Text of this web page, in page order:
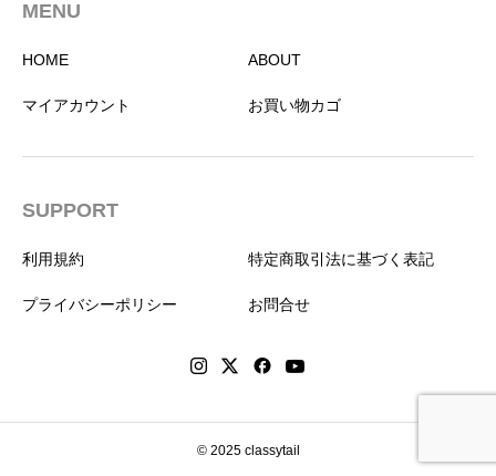
MENU
HOME ABOUT
マイアカウント お買い物カゴ
SUPPORT
利用規約 特定商取引法に基づく表記
プライバシーポリシー お問合せ
© 2025 classytail